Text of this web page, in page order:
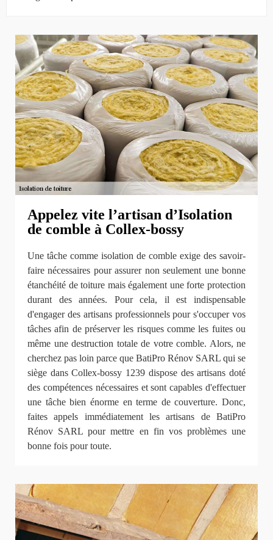
Appelez vite l’artisan d’Isolation
de comble à Collex-bossy
Une tâche comme isolation de comble exige des savoir-
faire nécessaires pour assurer non seulement une bonne
étanchéité de toiture mais également une forte protection
durant des années. Pour cela, il est indispensable
d'engager des artisans professionnels pour s'occuper vos
tâches afin de préserver les risques comme les fuites ou
même une destruction totale de votre comble. Alors, ne
cherchez pas loin parce que BatiPro Rénov SARL qui se
siège dans Collex-bossy 1239 dispose des artisans doté
des compétences nécessaires et sont capables d'effectuer
une tâche bien énorme en terme de couverture. Donc,
faites appels immédiatement les artisans de BatiPro
Rénov SARL pour mettre en fin vos problèmes une
bonne fois pour toute.